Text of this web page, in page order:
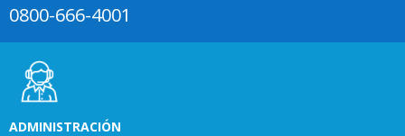
0800-666-4001
ADMINISTRACIÓN